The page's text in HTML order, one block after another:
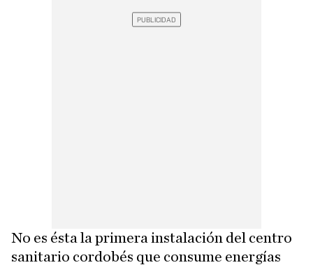
No es ésta la primera instalación del centro
sanitario cordobés que consume energías